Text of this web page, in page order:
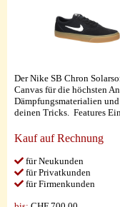
Der Nike SB Chron
Canvas für die höchsten
Dämpfungsmaterialien
deinen Tricks. Features
Kauf auf Rechnung
für Neukunden
für Privatkunden
für Firmenkunden